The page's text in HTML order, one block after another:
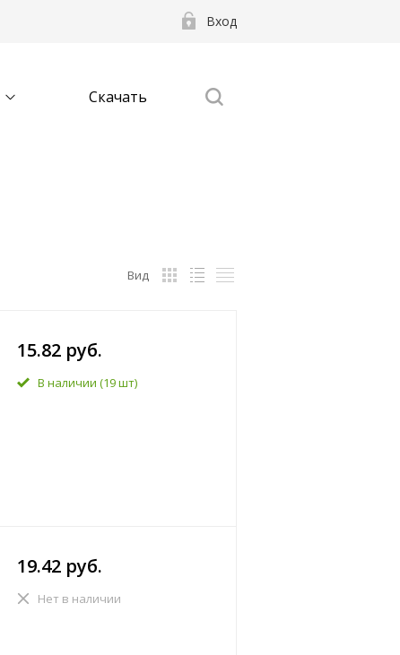
Вход
Скачать
Вид
15.82 руб.
В наличии (19 шт)
19.42 руб.
Нет в наличии